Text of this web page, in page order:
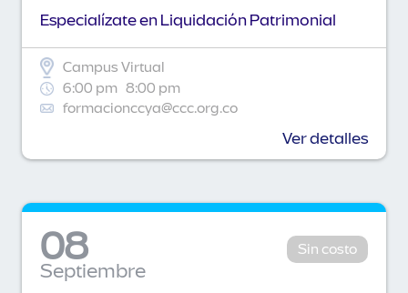
Especialízate en Liquidación Patrimonial
Campus Virtual
6:00 pm 8:00 pm
formacionccya@ccc.org.co
Ver detalles
08
Septiembre
Sin costo